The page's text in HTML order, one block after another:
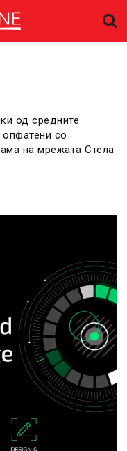
од средните
со
на мрежата Стела